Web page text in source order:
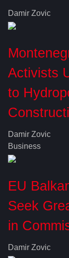
Damir Zovic
Activists
to
Damir Zovic
Business
EU
Seek
in
Damir Zovic